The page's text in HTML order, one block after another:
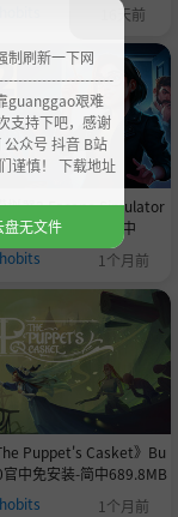
16天前
拟器2 Escape Simulator
官中免安装-简中
1个月前
Puppet's Casket》Bu
中免安装-简中689.8MB
1个月前
制刷新一下网
guanggao艰难
支持下吧，感谢
众号 抖音 B站
谨慎！ 下载地址
盘无文件